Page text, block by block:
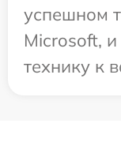
успешном
Microsoft,
технику к